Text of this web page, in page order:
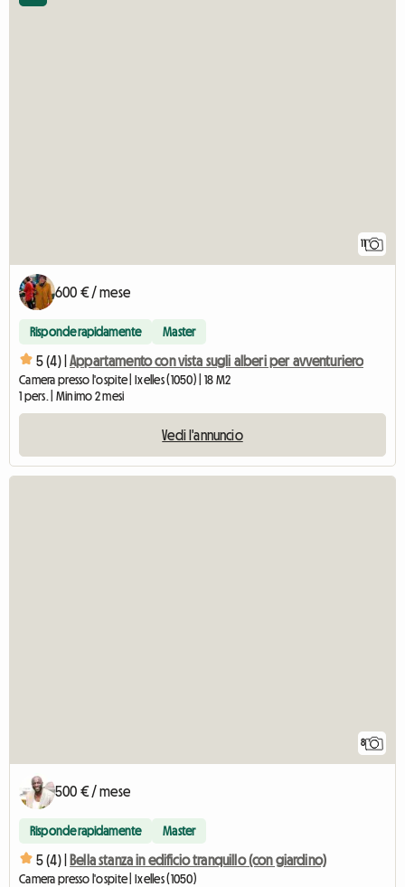
11
600 € / mese
Risponde rapidamente Master
5 (4) | Appartamento con vista sugli alberi per avventuriero
Camera presso l'ospite | Ixelles (1050) | 18 M2
1 pers. | Minimo 2 mesi
Vedi l'annuncio
8
500 € / mese
Risponde rapidamente Master
5 (4) | Bella stanza in edificio tranquillo (con giardino)
Camera presso l'ospite | Ixelles (1050)